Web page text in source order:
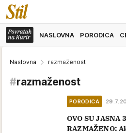
NASLOVNA PORODICA
Naslovna razmaženost
#razmaženost
PORODICA
OVO SU JASNA
RAZMAŽENO: